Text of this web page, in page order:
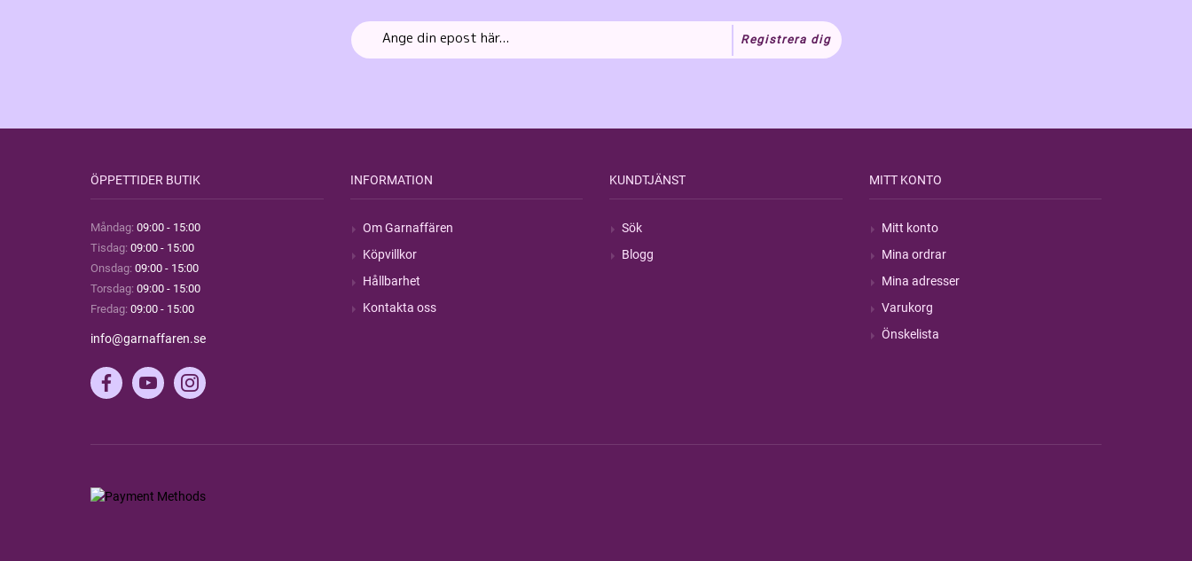
Registrera dig
ÖPPETTIDER BUTIK
Måndag: 09:00 - 15:00
Tisdag: 09:00 - 15:00
Onsdag: 09:00 - 15:00
Torsdag: 09:00 - 15:00
Fredag: 09:00 - 15:00
info@garnaffaren.se
INFORMATION
Om Garnaffären
Köpvillkor
Hållbarhet
Kontakta oss
KUNDTJÄNST
Sök
Blogg
MITT KONTO
Mitt konto
Mina ordrar
Mina adresser
Varukorg
Önskelista